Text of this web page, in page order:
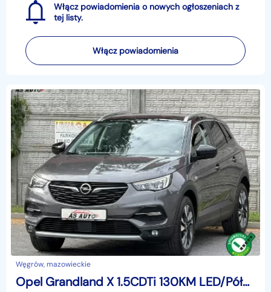
Włącz powiadomienia o nowych ogłoszeniach z
tej listy.
Włącz powiadomienia
Węgrów, mazowieckie
Opel Grandland X 1.5CDTi 130KM LED/PółSkóry/Alu18/Pod.Fotele/LaneAssist/PDC/Hak/Serwi